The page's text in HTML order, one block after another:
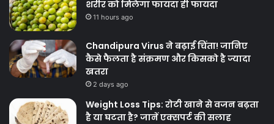
शरीर को मिलेगा फायदा ही फायदा
11 hours ago
Chandipura Virus ने बढ़ाई चिंता! जानिए
कैसे फैलता है संक्रमण और किसको है ज्यादा
खतरा
2 days ago
Weight Loss Tips: रोटी खाने से वजन बढ़ता
है या घटता है? जानें एक्सपर्ट की सलाह